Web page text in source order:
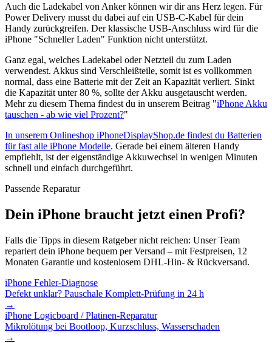
Auch die Ladekabel von Anker können wir dir ans Herz legen. Für
Power Delivery musst du dabei auf ein USB-C-Kabel für dein
Handy zurückgreifen. Der klassische USB-Anschluss wird für die
iPhone "Schneller Laden" Funktion nicht unterstützt.
Ganz egal, welches Ladekabel oder Netzteil du zum Laden
verwendest. Akkus sind Verschleißteile, somit ist es vollkommen
normal, dass eine Batterie mit der Zeit an Kapazität verliert. Sinkt
die Kapazität unter 80 %, sollte der Akku ausgetauscht werden.
Mehr zu diesem Thema findest du in unserem Beitrag "iPhone Akku
tauschen - ab wie viel Prozent?"
In unserem Onlineshop iPhoneDisplayShop.de findest du Batterien
für fast alle iPhone Modelle. Gerade bei einem älteren Handy
empfiehlt, ist der eigenständige Akkuwechsel in wenigen Minuten
schnell und einfach durchgeführt.
Passende Reparatur
Dein iPhone braucht jetzt einen Profi?
Falls die Tipps in diesem Ratgeber nicht reichen: Unser Team
repariert dein iPhone bequem per Versand – mit Festpreisen, 12
Monaten Garantie und kostenlosem DHL-Hin- & Rückversand.
iPhone Fehler-Diagnose
Defekt unklar? Pauschale Komplett-Prüfung in 24 h
→
iPhone Logicboard / Platinen-Reparatur
Mikrolötung bei Bootloop, Kurzschluss, Wasserschaden
→